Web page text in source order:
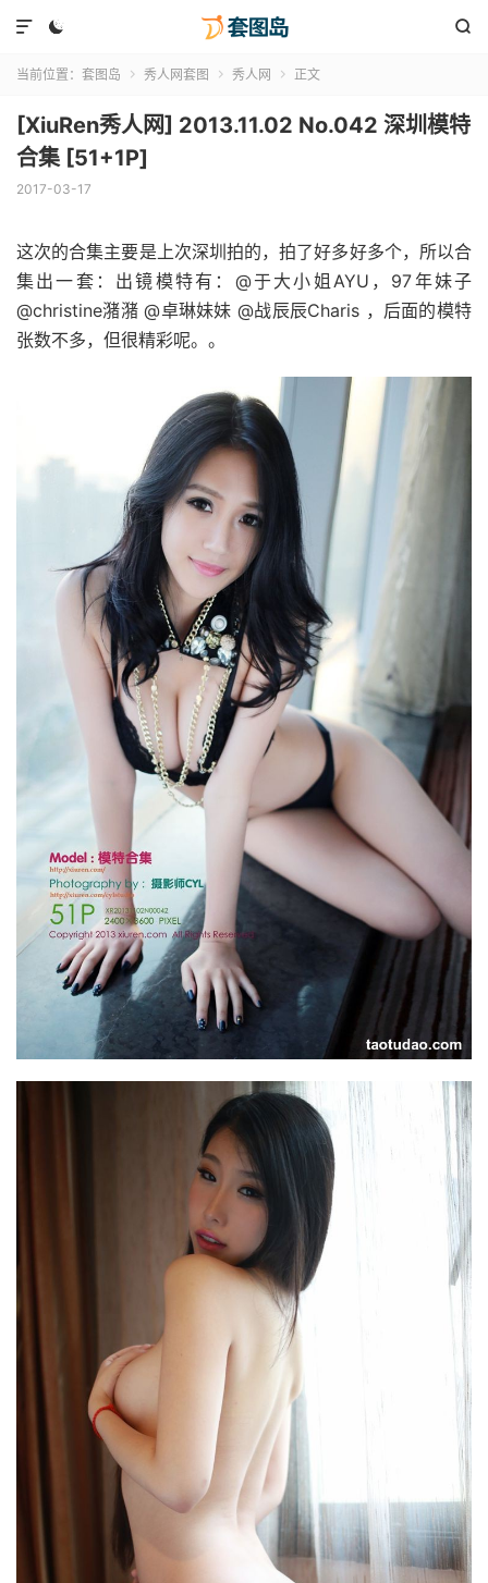
 

当前位置： 套图岛  秀人网套图  秀人网  正文
[XiuRen秀人网] 2013.11.02 No.042 深圳模特
合集 [51+1P]
2017-03-17
这次的合集主要是上次深圳拍的，拍了好多好多个，所以合
集出一套：出镜模特有：@于大小姐AYU，97年妹子
@christine潴潴 @卓琳妹妹 @战辰辰Charis ，后面的模特
张数不多，但很精彩呢。。